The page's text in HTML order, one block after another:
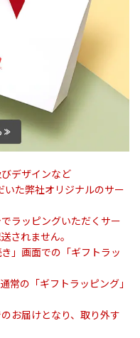
デザインなど
いた弊社オリジナルのサー
ラッピングいただくサー
されません。
」画面での「ギフトラッ
常の「ギフトラッピング」
お届けとなり、取り外す